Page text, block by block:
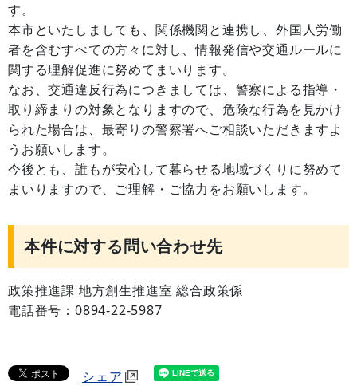
す。
本市といたしましても、関係機関と連携し、外国人労働
者を含むすべての方々に対し、情報発信や交通ルールに
関する理解促進に努めてまいります。
なお、交通違反行為につきましては、警察による指導・
取り締まりの対象となりますので、危険な行為を見かけ
られた場合は、最寄りの警察署へご相談いただきますよ
うお願いします。
今後とも、誰もが安心して暮らせる地域づくりに努めて
まいりますので、ご理解・ご協力をお願いします。
本件に対する問い合わせ先
政策推進課 地方創生推進室 総合政策係
電話番号：0894-22-5987
シェア